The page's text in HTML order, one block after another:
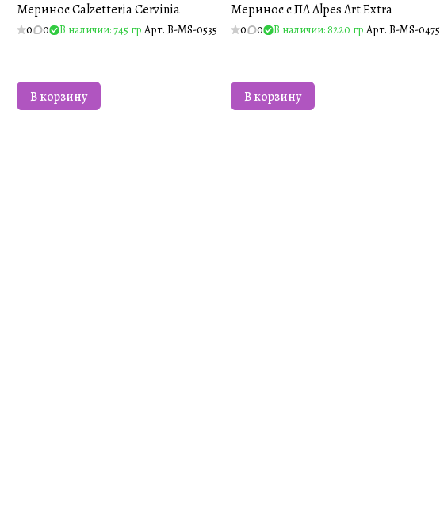
Меринос Calzetteria Cervinia
0 0 В наличии: 745 гр.Арт. B-MS-0535
В корзину
Меринос с ПА Alpes Art Extra
0 0 В наличии: 8220 гр.Арт. B-MS-0475
В корзину